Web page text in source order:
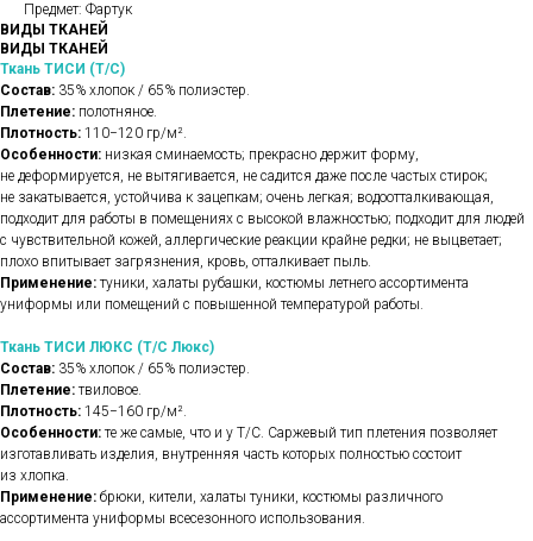
Предмет: Фартук
ВИДЫ ТКАНЕЙ
ВИДЫ ТКАНЕЙ
Ткань ТИСИ (Т/С)
Состав: 35% хлопок / 65% полиэстер.
Плетение: полотняное.
Плотность: 110−120 гр/м².
Особенности: низкая сминаемость; прекрасно держит форму,
не деформируется, не вытягивается, не садится даже после частых стирок;
не закатывается, устойчива к зацепкам; очень легкая; водоотталкивающая,
подходит для работы в помещениях с высокой влажностью; подходит для людей
с чувствительной кожей, аллергические реакции крайне редки; не выцветает;
плохо впитывает загрязнения, кровь, отталкивает пыль.
Применение: туники, халаты рубашки, костюмы летнего ассортимента
униформы или помещений с повышенной температурой работы.
Ткань ТИСИ ЛЮКС (Т/С Люкс)
Состав: 35% хлопок / 65% полиэстер.
Плетение: твиловое.
Плотность: 145−160 гр/м².
Особенности: те же самые, что и у Т/С. Саржевый тип плетения позволяет
изготавливать изделия, внутренняя часть которых полностью состоит
из хлопка.
Применение: брюки, кители, халаты туники, костюмы различного
ассортимента униформы всесезонного использования.